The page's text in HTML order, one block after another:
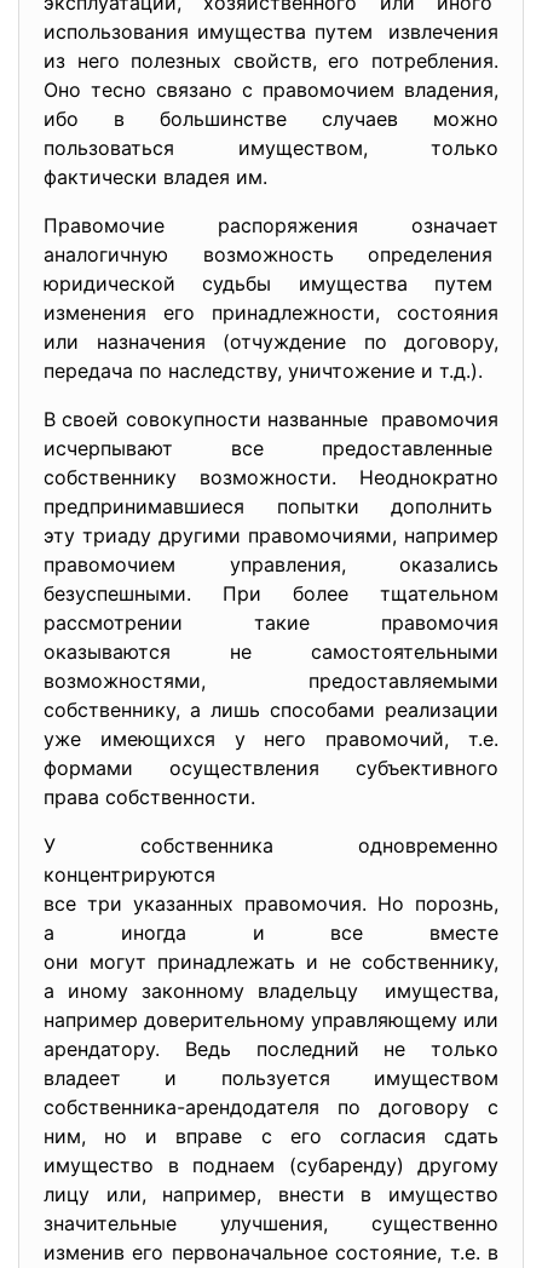
использования имущества путем извлечения
из него полезных свойств, его потребления.
Оно тесно связано с правомочием владения,
ибо в большинстве случаев можно
пользоваться имуществом, только
фактически владея им.
Правомочие распоряжения означает
аналогичную возможность определения
юридической судьбы имущества путем
изменения его принадлежности, состояния
или назначения (отчуждение по договору,
передача по наследству, уничтожение и т.д.).
В своей совокупности названные правомочия
исчерпывают все предоставленные
собственнику возможности. Неоднократно
предпринимавшиеся попытки дополнить
эту триаду другими правомочиями, например
правомочием управления, оказались
безуспешными. При более тщательном
рассмотрении такие правомочия
оказываются не самостоятельными
возможностями, предоставляемыми
собственнику, а лишь способами реализации
уже имеющихся у него правомочий, т.е.
формами осуществления субъективного
права собственности.
У собственника одновременно
концентрируются
все три указанных правомочия. Но порознь,
а иногда и все вместе
они могут принадлежать и не собственнику,
а иному законному владельцу имущества,
например доверительному управляющему или
арендатору. Ведь последний не только
владеет и пользуется имуществом
собственника-арендодателя по договору с
ним, но и вправе с его согласия сдать
имущество в поднаем (субаренду) другому
лицу или, например, внести в имущество
значительные улучшения, существенно
изменив его первоначальное состояние, т.е. в